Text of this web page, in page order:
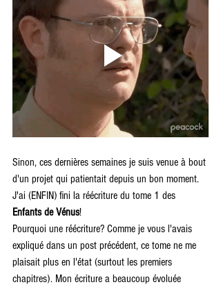
Sinon, ces dernières semaines je suis venue à bout
d'un projet qui patientait depuis un bon moment.
J'ai (ENFIN) fini la réécriture du tome 1 des
Enfants de Vénus!
Pourquoi une réécriture? Comme je vous l'avais
expliqué dans un post précédent, ce tome ne me
plaisait plus en l'état (surtout les premiers
chapitres). Mon écriture a beaucoup évoluée